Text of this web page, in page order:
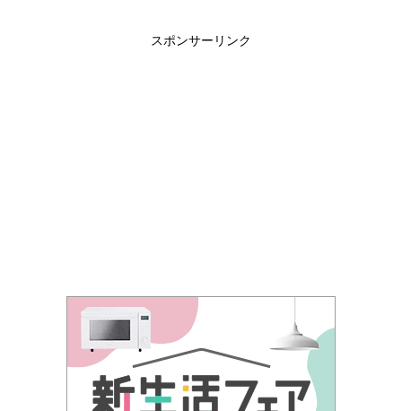
スポンサーリンク